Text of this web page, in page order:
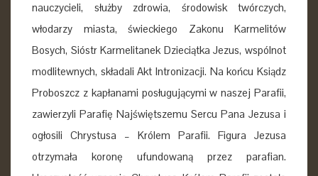
nauczycieli, służby zdrowia, środowisk twórczych,
włodarzy miasta, świeckiego Zakonu Karmelitów
Bosych, Sióstr Karmelitanek Dzieciątka Jezus, wspólnot
modlitewnych, składali Akt Intronizacji. Na końcu Ksiądz
Proboszcz z kapłanami posługującymi w naszej Parafii,
zawierzyli Parafię Najświętszemu Sercu Pana Jezusa i
ogłosili Chrystusa – Królem Parafii. Figura Jezusa
otrzymała koronę ufundowaną przez parafian.